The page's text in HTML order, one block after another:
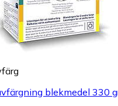
blekmedel 330